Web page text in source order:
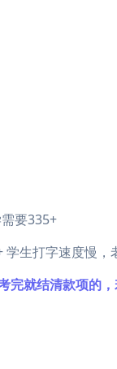
要335+
学生打字速度慢
完就结清款项的